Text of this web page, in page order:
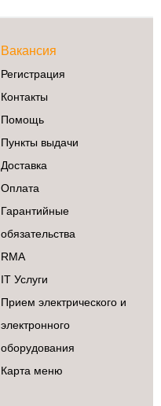
Вакансия
Регистрация
Контакты
Помощь
Пункты выдачи
Доставка
Оплата
Гарантийные
обязательства
RMA
IT Услуги
Прием электрического и
электронного
оборудования
Карта меню